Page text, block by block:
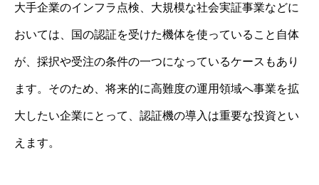
大手企業のインフラ点検、大規模な社会実証事業などに
おいては、国の認証を受けた機体を使っていること自体
が、採択や受注の条件の一つになっているケースもあり
ます。そのため、将来的に高難度の運用領域へ事業を拡
大したい企業にとって、認証機の導入は重要な投資とい
えます。